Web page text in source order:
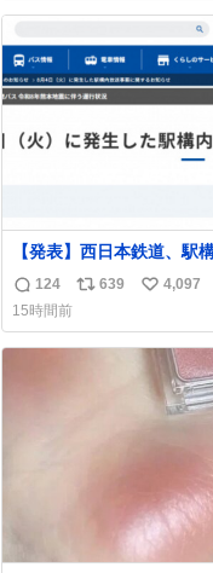
数
ス
数
ね
【発表】西日本鉄道、駅
音声”に声明「被害届も検
news.livedoor.com/article/
鉄福岡（天神）駅および
構内放送事案について声
三者によって駅構内放送
に音声が流された可能性
返
信
数
124
リ
ス
639
い
ね
4,097
15時間前